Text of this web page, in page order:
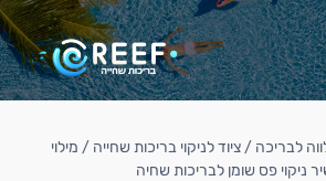
לבריכה / ציוד לניקוי בריכות שחייה / מילוי
ניקוי פס שומן לבריכות שחיה